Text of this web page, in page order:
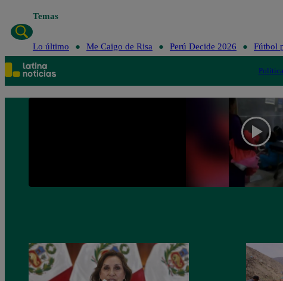
Temas
Lo último Me Caigo de Risa Perú Decide 2026 Fútbol
Política